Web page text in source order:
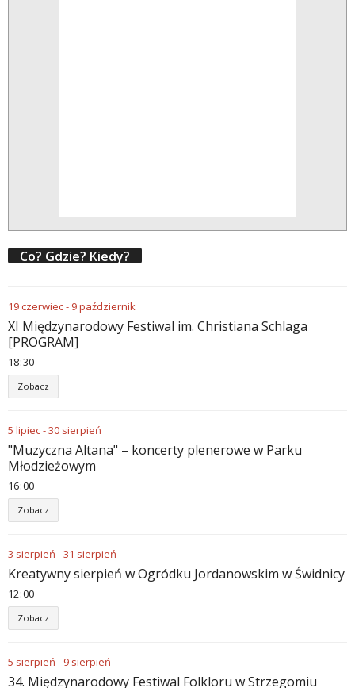
Co? Gdzie? Kiedy?
19czerwiec- 9październik
XI Międzynarodowy Festiwal im. Christiana Schlaga
[PROGRAM]
18:30
Zobacz
5 lipiec-30 sierpień
"Muzyczna Altana" – koncerty plenerowe w Parku
Młodzieżowym
16:00
Zobacz
3 sierpień -31 sierpień
Kreatywny sierpień w Ogródku Jordanowskim w Świdnicy
12:00
Zobacz
5 sierpień - 9 sierpień
34. Międzynarodowy Festiwal Folkloru w Strzegomiu